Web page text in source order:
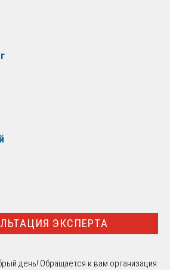
ЭКСПЕРТА
день! Обращается к вам организация